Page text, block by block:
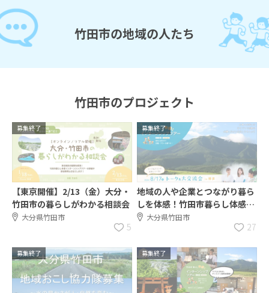
竹田市の地域の人たち
竹田市のプロジェクト
募集終了
【東京開催】2/13（金）大分・
竹田市の暮らしがわかる相談会
大分県竹田市
5
募集終了
地域の人や企業とつながり暮ら
しを体感！竹田市暮らし体感イ
ンターンシップツアー＆交流会
大分県竹田市
27
募集終了 募集終了